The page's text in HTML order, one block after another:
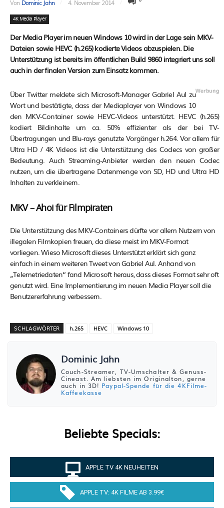
Von Dominic Jahn 4. November 2014
4K Media Player
Der Media Player im neuen Windows 10 wird in der Lage sein MKV-
Dateien sowie HEVC (h.265) kodierte Videos abzuspielen. Die
Unterstützung ist bereits im öffentlichen Build 9860 integriert uns soll
auch in der finalen Version zum Einsatz kommen.
Über Twitter meldete sich Microsoft-Manager Gabriel Aul zu
Wort und bestätigte, dass der Mediaplayer von Windows 10
den MKV-Container sowie HEVC-Videos unterstützt. HEVC (h.265)
kodiert Bildinhalte um ca. 50% effizienter als der bei TV-
Übertragungen und Blu-rays genutzte Vorgänger h.264. Vor allem für
Ultra HD / 4K Videos ist die Unterstützung des Codecs von großer
Bedeutung. Auch Streaming-Anbieter werden den neuen Codec
nutzen, um die übertragene Datenmenge von SD, HD und Ultra HD
Inhalten zu verkleinern.
MKV – Ahoi für Filmpiraten
Die Unterstützung des MKV-Containers dürfte vor allem Nutzern von
illegalen Filmkopien freuen, da diese meist im MKV-Format
vorliegen. Wieso Microsoft dieses Unterstützt erklärt sich ganz
einfach in einem weiteren Tweet von Gabriel Aul. Anhand von
„Telemetriedaten“ fand Microsoft heraus, dass dieses Format sehr oft
genutzt wird. Eine Implementierung im neuen Media Player soll die
Benutzererfahrung verbessern.
SCHLAGWÖRTER h.265 HEVC Windows 10
Dominic Jahn
Couch-Streamer, TV-Umschalter & Genuss-
Cineast. Am liebsten im Originalton, gerne
auch in 3D! Paypal-Spende für die 4KFilme-
Kaffeekasse
Beliebte Specials:
APPLE TV 4K NEUHEITEN
APPLE TV: 4K FILME AB 3.99€